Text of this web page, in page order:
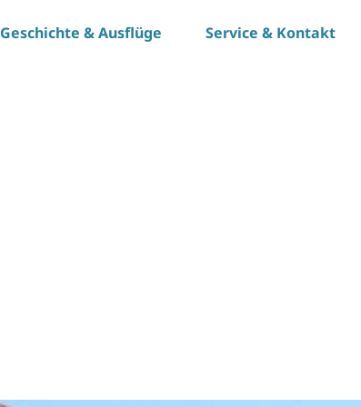
Geschichte & Ausflüge Service & Kontakt